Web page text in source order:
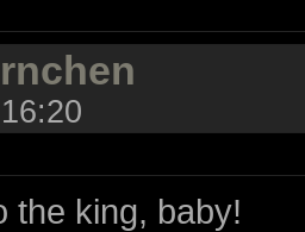
the king, baby!